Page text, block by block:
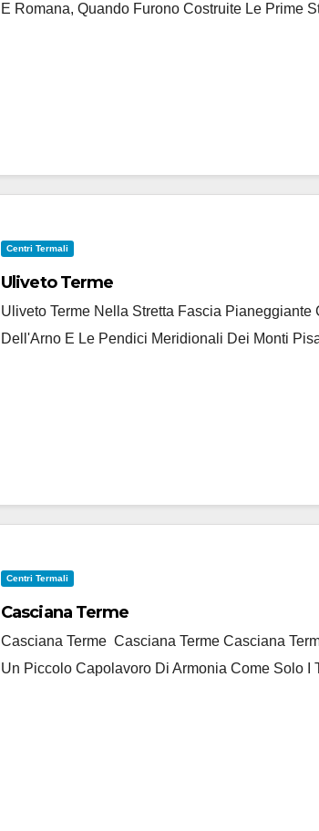
E Romana, Quando Furono Costruite Le Prime
Centri Termali
Uliveto Terme
Uliveto Terme Nella Stretta Fascia Pianeggiante
Dell'Arno E Le Pendici Meridionali Dei Monti
Centri Termali
Casciana Terme
Casciana Terme Casciana Terme Casciana
Un Piccolo Capolavoro Di Armonia Come Solo